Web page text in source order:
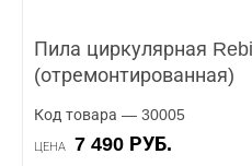
Пила циркулярная
(отремонтированная)
Код товара — 30005
ЦЕНА 7 490 РУБ.